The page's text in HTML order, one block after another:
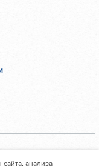
анализа